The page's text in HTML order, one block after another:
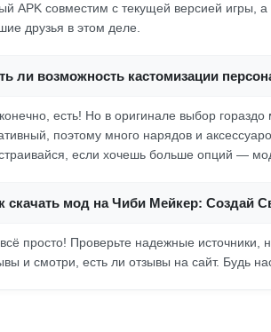
APK совместим с текущей версией игры,
друзья в этом деле.
ли возможность кастомизации
есть! Но в оригинале выбор
поэтому много нарядов и
если хочешь больше опций —
скачать мод на Чиби Мейкер: Создай
просто! Проверьте надежные источники,
и смотри, есть ли отзывы на сайт. Будь